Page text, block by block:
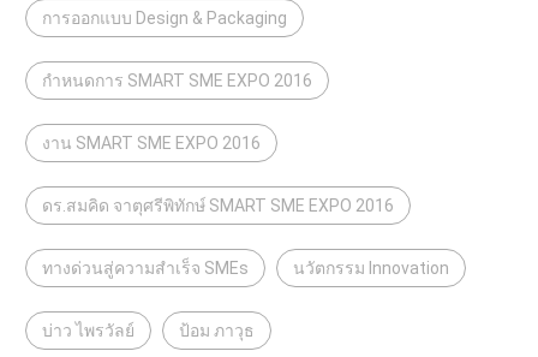
การออกแบบ Design & Packaging
กำหนดการ SMART SME EXPO 2016
งาน SMART SME EXPO 2016
ดร.สมคิด จาตุศรีพิทักษ์ SMART SME EXPO 2016
ทางด่วนสู่ความสำเร็จ SMEs นวัตกรรม Innovation
บ่าว ไพรวัลย์ ป้อม ภาวุธ